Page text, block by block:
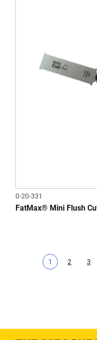
0-20-331
FatMax® Mini Flush
Aktuális oldal
1
Page
2 3